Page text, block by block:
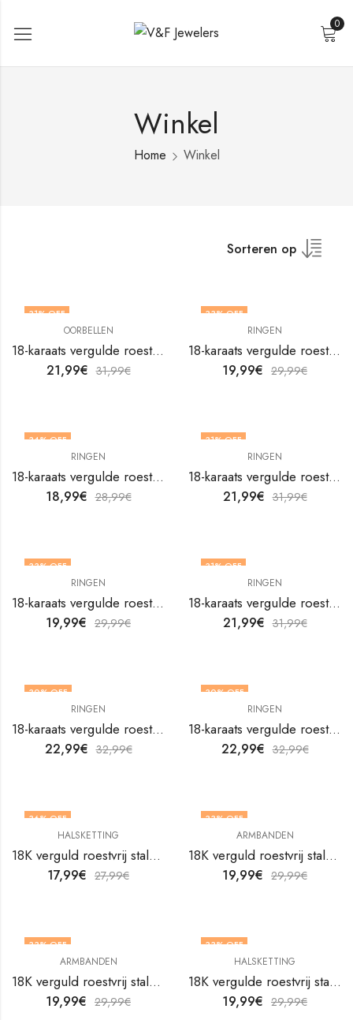
0
Winkel
Home Winkel
Sorteren op
31% OFF
OORBELLEN
18-karaats vergulde roestvrijstalen geïnspireerde oorbellen van V&F Jewelers
21,99€ 31,99€
33% OFF
RINGEN
18-karaats vergulde roestvrijstalen hartvingerring van V&F Jewelers
19,99€ 29,99€
34% OFF
RINGEN
18-karaats vergulde roestvrijstalen hartvingerring van V&F Jewelers
18,99€ 28,99€
31% OFF
RINGEN
18-karaats vergulde roestvrijstalen hartvingerring van V&F Jewelers
21,99€ 31,99€
33% OFF
NIET OP VOORRAAD
RINGEN
18-karaats vergulde roestvrijstalen hartvingerring van V&F Jewelers
19,99€ 29,99€
31% OFF
RINGEN
18-karaats vergulde roestvrijstalen hartvingerring van V&F Jewelers
21,99€ 31,99€
30% OFF
RINGEN
18-karaats vergulde roestvrijstalen hartvingerring van V&F Jewelers
22,99€ 32,99€
30% OFF
RINGEN
18-karaats vergulde roestvrijstalen hartvingerring van V&F Jewelers
22,99€ 32,99€
36% OFF
HALSKETTING
18K verguld roestvrij stalen bloemenketting van V&F Juweliers
17,99€ 27,99€
33% OFF
ARMBANDEN
18K verguld roestvrij stalen enkelbandje van V&F Juweliers
19,99€ 29,99€
33% OFF
ARMBANDEN
18K verguld roestvrij stalen enkelbandje van V&F Juweliers
19,99€ 29,99€
33% OFF
HALSKETTING
18K vergulde roestvrij stalen slangenketting van V&F Juweliers
19,99€ 29,99€